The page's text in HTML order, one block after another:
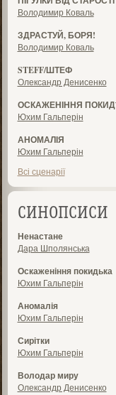
Володимир Коваль
ЗДРАСТУЙ, БОРЯ!
Володимир Коваль
STEFF/ШТЕФ
Олександр Денисенко
ОСКАЖЕНІННЯ
Юхим Гальперін
АНОМАЛІЯ
Юхим Гальперін
Всі сценарії
СИНОПСИСИ
Ненастане
Дара Шполянська
Оскаженіння покидька
Юхим Гальперін
Аномалія
Юхим Гальперін
Сирітки
Юхим Гальперін
Володар миру
Олександр Денисенко